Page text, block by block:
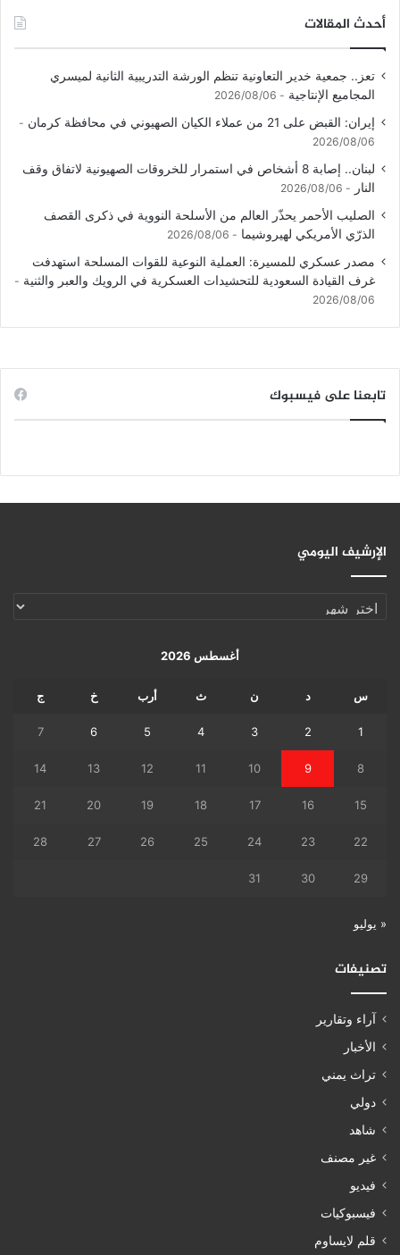
أحدث المقالات
تعز.. جمعية خدير التعاونية تنظم الورشة التدريبية الثانية لميسري
المجاميع الإنتاجية
2026/08/06
إيران: القبض على 21 من عملاء الكيان الصهيوني في محافظة كرمان
2026/08/06
لبنان.. إصابة 8 أشخاص في استمرار للخروقات الصهيونية لاتفاق وقف
النار
2026/08/06
الصليب الأحمر يحذّر العالم من الأسلحة النووية في ذكرى القصف
الذرّي الأمريكي لهيروشيما
2026/08/06
مصدر عسكري للمسيرة: العملية النوعية للقوات المسلحة استهدفت
غرف القيادة السعودية للتحشيدات العسكرية في الرويك والعبر والثنية
2026/08/06
تابعنا على فيسبوك
الإرشيف اليومي
الإرشيف
أغسطس 2026
س د ن ث أرب خ ج
1
2
3
4
5
6
7
8
9
10
11
12
13
14
15
16
17
18
19
20
21
22
23
24
25
26
27
28
29
30
31
« يوليو
تصنيفات
آراء وتقارير
الأخبار
تراث يمني
دولي
شاهد
غير مصنف
فيديو
فيسبوكيات
قلم لايساوم